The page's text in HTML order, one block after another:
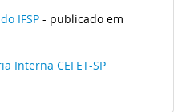
IFSP - publicado em
Interna CEFET-SP